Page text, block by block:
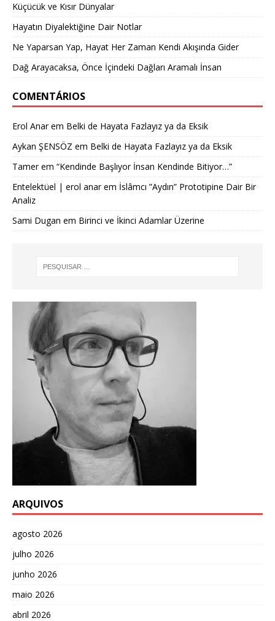
Küçücük ve Kısır Dünyalar
Hayatın Diyalektiğine Dair Notlar
Ne Yaparsan Yap, Hayat Her Zaman Kendi Akışında Gider
Dağ Arayacaksa, Önce İçindeki Dağları Aramalı İnsan
COMENTÁRIOS
Erol Anarem Belki de Hayata Fazlayız ya da Eksik
Aykan ŞENSÖZ em Belki de Hayata Fazlayız ya da Eksik
Tamerem “Kendinde Başlıyor İnsan Kendinde Bitiyor…”
Entelektüel | erol anarem İslâmcı ”Aydın” Prototipine Dair Bir
Analiz
Sami Dugan em Birinci ve İkinci Adamlar Üzerine
ARQUIVOS
agosto 2026
julho 2026
junho 2026
maio 2026
abril 2026